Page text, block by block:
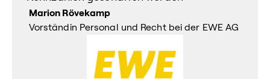
Marion Rövekamp
Vorständin Personal und Recht bei der EWE AG